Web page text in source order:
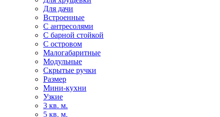
Для дачи
Встроенные
С антресолями
С барной стойкой
С островом
Малогабаритные
Модульные
Скрытые ручки
Размер
Мини-кухни
Узкие
3 кв. м.
5 кв. м.